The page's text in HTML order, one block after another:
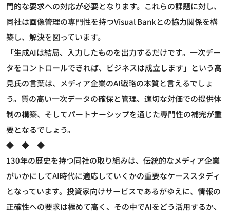
門的な要求への対応が必要となります。これらの課題に対し、
同社は画像管理の専門性を持つVisual Bankとの協力関係を構
築し、解決を図っています。
「生成AIは結局、入力したものを出力するだけです。一次デー
タをコントロールできれば、ビジネスは成立します」という高
見氏の言葉は、メディア企業のAI戦略の本質と言えるでしょ
う。質の高い一次データの確保と管理、適切な対価での提供体
制の構築、そしてパートナーシップを通じた専門性の補完が重
要となるでしょう。
◆ ◆ ◆
130年の歴史を持つ同社の取り組みは、伝統的なメディア企業
がいかにしてAI時代に適応していくかの重要なケーススタディ
となっています。投資家向けサービスであるがゆえに、情報の
正確性への要求は極めて高く、その中でAIをどう活用するか、